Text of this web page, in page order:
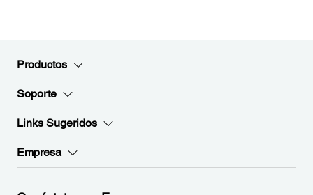
Productos
Soporte
Links Sugeridos
Empresa